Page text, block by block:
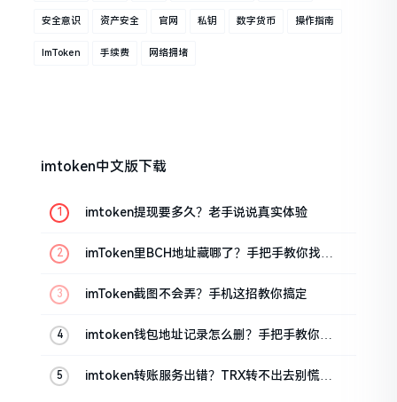
安全意识 资产安全 官网 私钥 数字货币 操作指南
ImToken 手续费 网络拥堵
imtoken中文版下载
imtoken提现要多久？老手说说真实体验
imToken里BCH地址藏哪了？手把手教你找对
imToken截图不会弄？手机这招教你搞定
imtoken钱包地址记录怎么删？手把手教你清
imtoken转账服务出错？TRX转不出去别慌，